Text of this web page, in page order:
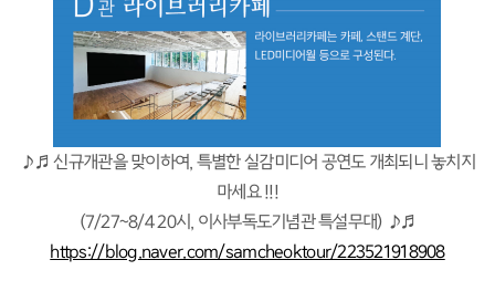
​ ♪♬ 신규개관을 맞이하여, 특별한 실감미디어 공연도 개최되니 놓치지
마세요 !!!
(7/27~8/4 20시, 이사부독도기념관 특설무대) ♪♬
https://blog.naver.com/samcheoktour/223521918908